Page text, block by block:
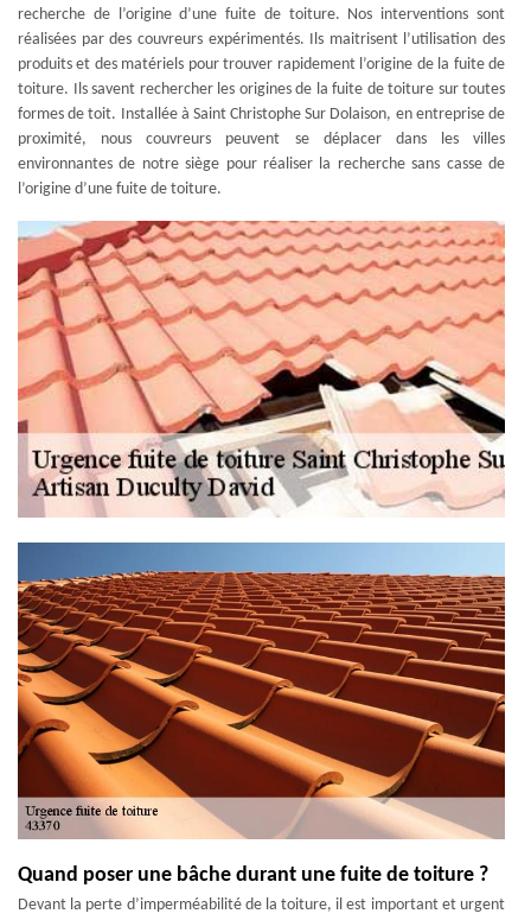
recherche de l’origine d’une fuite de toiture. Nos interventions sont
réalisées par des couvreurs expérimentés. Ils maitrisent l’utilisation des
produits et des matériels pour trouver rapidement l’origine de la fuite de
toiture. Ils savent rechercher les origines de la fuite de toiture sur toutes
formes de toit. Installée à Saint Christophe Sur Dolaison, en entreprise de
proximité, nous couvreurs peuvent se déplacer dans les villes
environnantes de notre siège pour réaliser la recherche sans casse de
l’origine d’une fuite de toiture.
Quand poser une bâche durant une fuite de toiture ?
Devant la perte d’imperméabilité de la toiture, il est important et urgent